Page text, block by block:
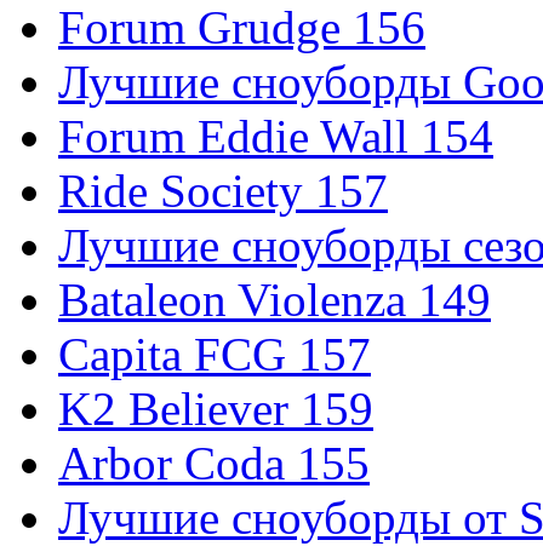
Forum Grudge 156
Лучшие сноуборды
Forum Eddie Wall 154
Ride Society 157
Лучшие сноуборды
Bataleon Violenza 149
Capita FCG 157
K2 Believer 159
Arbor Coda 155
Лучшие сноуборды от